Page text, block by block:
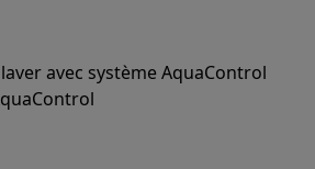
avec système AquaControl